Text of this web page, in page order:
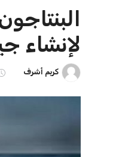
عرب وعالم
اخبار الرياضة
لإنشاء
كريم أشرف